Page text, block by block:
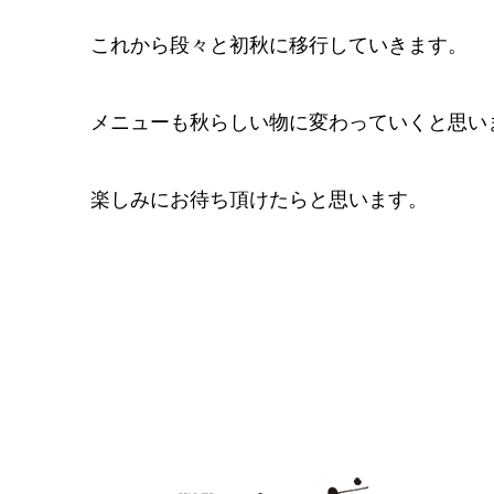
これから段々と初秋に移行していきます。
メニューも秋らしい物に変わっていくと思い
楽しみにお待ち頂けたらと思います。